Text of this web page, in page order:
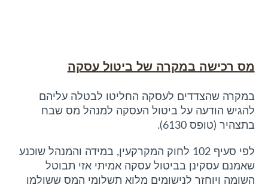
מס רכישה במקרה של ביטול עסקה
במקרה שהצדדים לעסקה החליטו לבטלה עליהם
להגיש הודעה על ביטול העסקה למנהל מס שבח
בתצהיר (טופס 6130).
לפי סעיף 102 לחוק המקרקעין, במידה והמנהל שוכנע
שאמנם עסקינן בביטול עסקה אמיתי אזי תבוטל
השומה ויוחזר לנישומים מלוא תשלומי המס ששולמו